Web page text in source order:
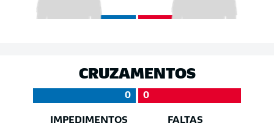
CRUZAMENTOS
0 0
IMPEDIMENTOS
FALTAS